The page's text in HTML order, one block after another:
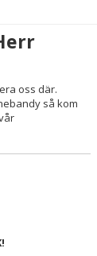
oss där.
så kom